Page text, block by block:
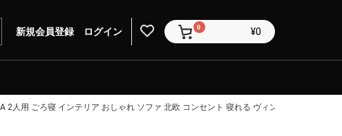
新規会員登録 ログイン 0 ¥0
人用 ごろ寝 インテリア おしゃれ ソファ 北欧 コンセント 寝れる ヴィンテージテイスト